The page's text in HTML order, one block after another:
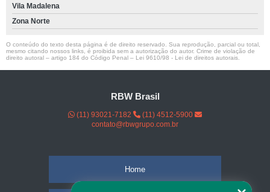
Vila Madalena
Zona Norte
O conteúdo do texto desta página é de direito reservado. Sua reprodução, parcial ou total,
mesmo citando nossos links, é proibida sem a autorização do autor. Crime de violação de
direito autoral – artigo 184 do Código Penal – Lei 9610/98 - Lei de direitos autorais
RBW Brasil
(11) 93021-7182
(11) 4512-5900
contato@rbwgrupo.com.br
Home